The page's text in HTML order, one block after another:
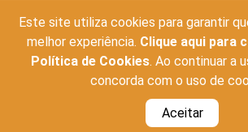
CINEMAS
CINE CARIOCA JOSÉ WILKER
Este site utiliza cookies para garantir
melhor experiência. Clique aqui para
Política de Cookies. Ao continuar a
concorda com o uso de
Aceitar